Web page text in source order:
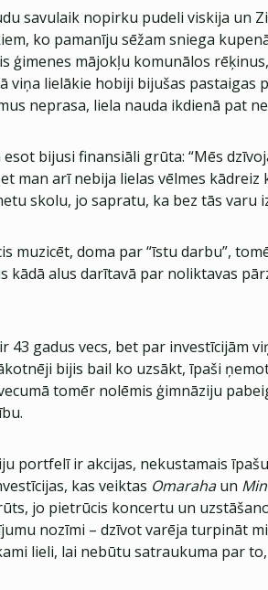
savulaik nopirku pudeli viskija un
ko pamanīju sēžam sniega
ģimenes mājokļu komunālos
viņa lielākie hobiji bijušas pastaigas
neprasa, liela nauda ikdienā pat
bijusi finansiāli grūta: “Mēs
man arī nebija lielas vēlmes
skolu, jo sapratu, ka bez tās varu
muzicēt, doma par “īstu darbu”,
kādā alus darītavā par noliktavas
43 gadus vecs, bet par investīcijām
bijis bail ko uzsākt, īpaši
tomēr nolēmis ģimnāziju
portfelī ir akcijas, nekustamais
kas veiktas Omarahaun
jo pietrūcis koncertu un
nozīmi – dzīvot varēja turpināt
lieli, lai nebūtu satraukuma par